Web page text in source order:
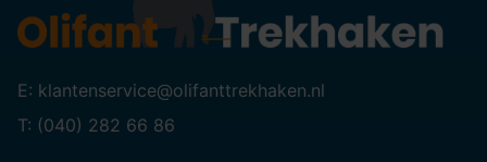
E: klantenservice@olifanttrekhaken.nl
T: (040) 282 66 86